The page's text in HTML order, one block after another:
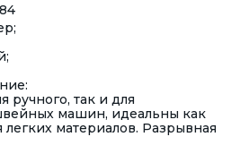
ручного, так и для
машин, идеальны как
легких материалов. Разрывная